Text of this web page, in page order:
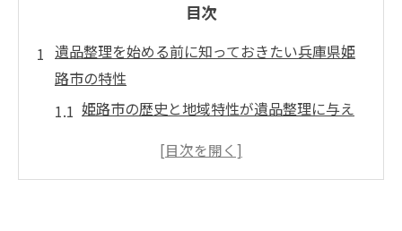
目次
遺品整理を始める前に知っておきたい兵庫県姫
路市の特性
姫路市の歴史と地域特性が遺品整理に与え
地元の風習と遺品整理を円滑に進めるため